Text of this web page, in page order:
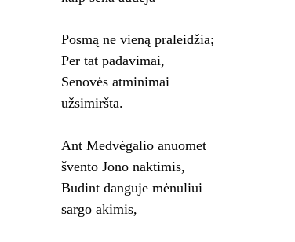
Posmą ne vieną praleidžia;
Per tat padavimai,
Senovės atminimai
užsimiršta.
Ant Medvėgalio anuomet
švento Jono naktimis,
Budint danguje mėnuliui
sargo akimis,